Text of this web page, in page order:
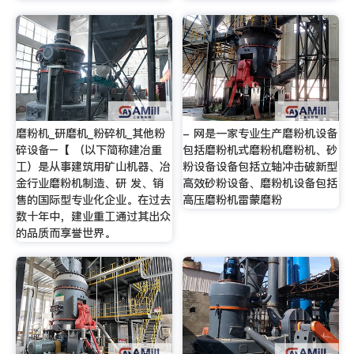
磨粉机_研磨机_粉碎机_其他粉
碎设备–【 （以下简称建冶重
工）是从事建筑用矿山机器、冶
金行业磨粉机制造、研 发、销
售的国际型专业化企业。在过去
数十年中，建业重工通过其出众
的品质而享誉世界。
- 网是一家专业生产磨粉机设备
包括磨粉机式磨粉机磨粉机、砂
粉设备设备包括立轴冲击破新型
高效砂粉设备、磨粉机设备包括
高压磨粉机雷蒙磨粉